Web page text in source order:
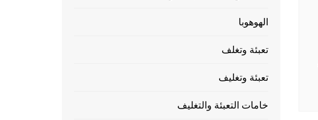
الهوهوبا
تعبئة وتغلف
تعبئة وتغليف
خامات التعبئة والتغليف